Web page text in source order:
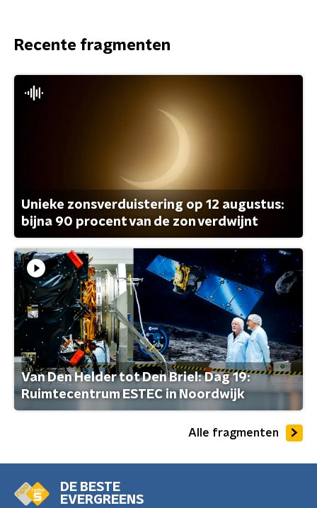
Recente fragmenten
Unieke zonsverduistering op 12 augustus:
bijna 90 procent van de zon verdwijnt
Van Den Helder tot Den Briel: Dag 19:
Ruimtecentrum ESTEC in Noordwijk
Alle fragmenten
DE BESTE
EVERGREENS